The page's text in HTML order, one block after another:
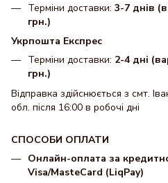
Терміни доставки: 3-7 днів
грн.)
Укрпошта Експрес
Терміни доставки: 2-4 дні
грн.)
Відправка здійснюється з смт.
обл. після 16:00 в робочі дні
СПОСОБИ ОПЛАТИ
Онлайн-оплата за
Visa/MasteCard (LiqPay)